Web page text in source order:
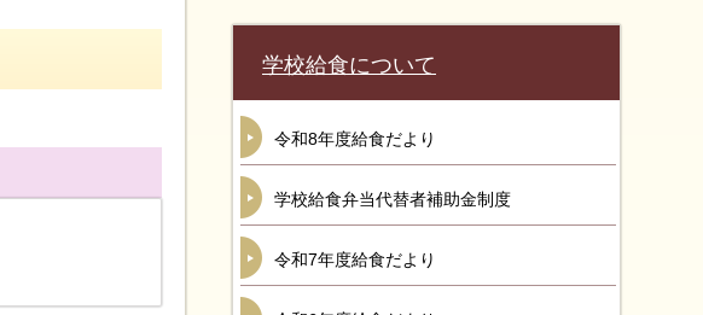
学校給食について
令和8年度給食だより
学校給食弁当代替者補助金制度
令和7年度給食だより